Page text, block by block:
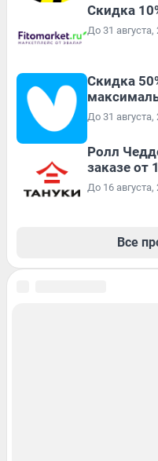
Скидка
До 31 августа,
Скидка
До 31 августа,
Ролл
заказе от
До 16 августа,
Все